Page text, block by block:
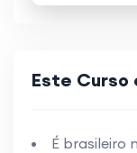
Este Curso
É brasileiro